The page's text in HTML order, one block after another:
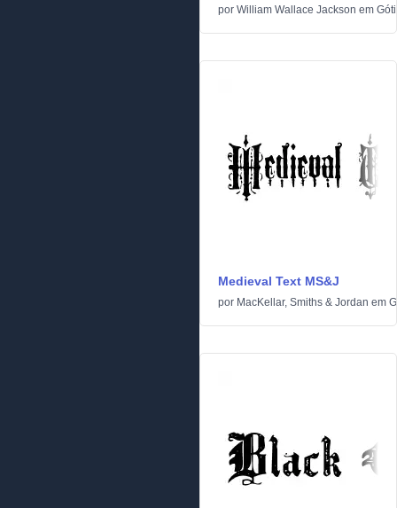
por William Wallace Jackson em
Medieval Text MS&J
por MacKellar, Smiths & Jordan em